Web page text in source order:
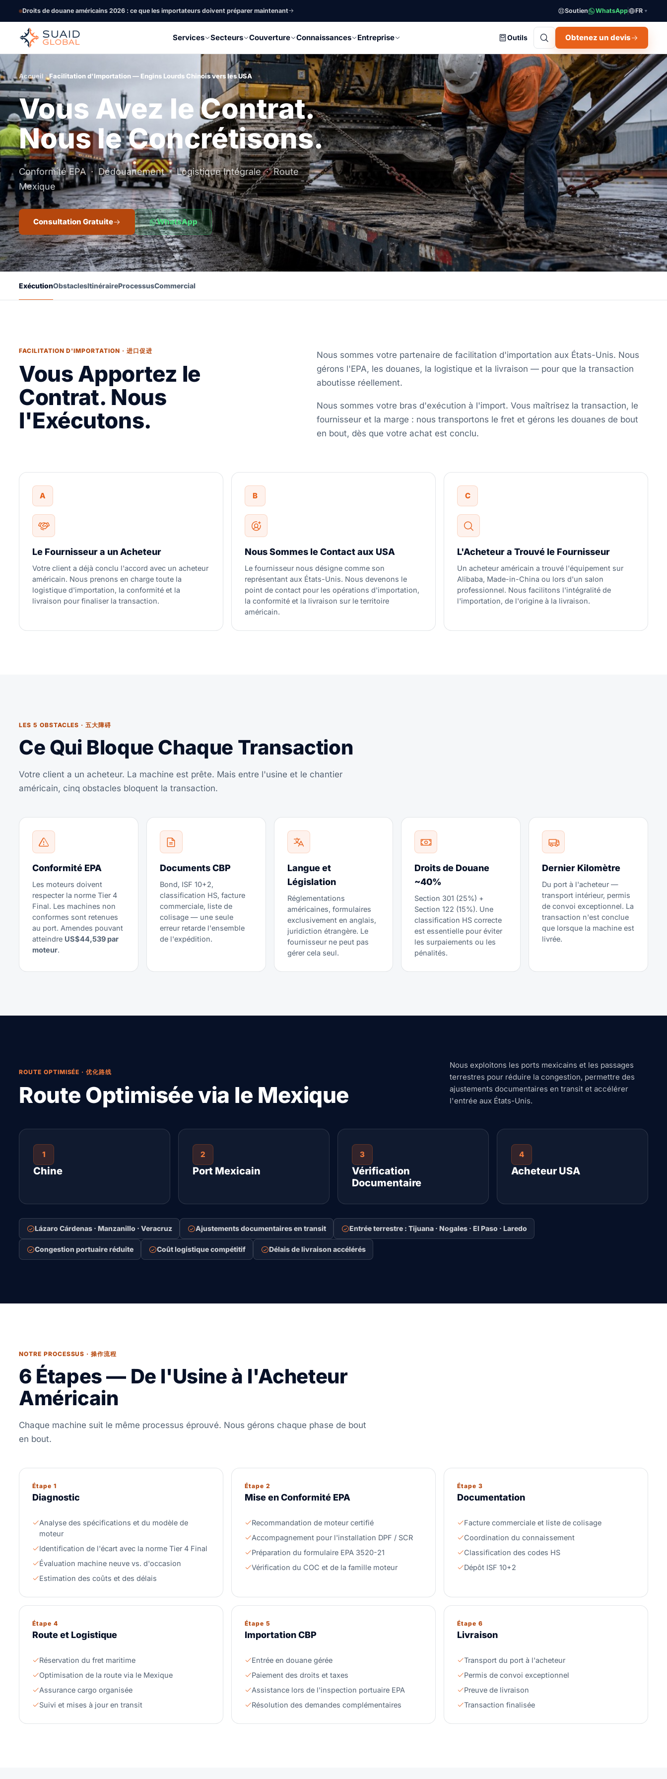
Droits de douane américains 2026 : ce que les importateurs doivent préparer maintenant Soutien WhatsApp FR ▼
Services Secteurs Couverture Connaissances Entreprise Outils Obtenez un devis
Accueil Facilitation d'Importation — Engins Lourds Chinois vers les USA
Vous Avez le Contrat.
Nous le Concrétisons.
Conformité EPA · Dédouanement · Logistique Intégrale · Route
Mexique
Consultation Gratuite WhatsApp
ExécutionObstaclesItinéraireProcessusCommercial
FACILITATION D'IMPORTATION · 进口促进
Vous Apportez le
Contrat. Nous
l'Exécutons.
Nous sommes votre partenaire de facilitation d'importation aux États-Unis. Nous
gérons l'EPA, les douanes, la logistique et la livraison — pour que la transaction
aboutisse réellement.
Nous sommes votre bras d'exécution à l'import. Vous maîtrisez la transaction, le
fournisseur et la marge : nous transportons le fret et gérons les douanes de bout
en bout, dès que votre achat est conclu.
A
Le Fournisseur a un Acheteur
Votre client a déjà conclu l'accord avec un acheteur
américain. Nous prenons en charge toute la
logistique d'importation, la conformité et la
livraison pour finaliser la transaction.
B
Nous Sommes le Contact aux USA
Le fournisseur nous désigne comme son
représentant aux États-Unis. Nous devenons le
point de contact pour les opérations d'importation,
la conformité et la livraison sur le territoire
américain.
C
L'Acheteur a Trouvé le Fournisseur
Un acheteur américain a trouvé l'équipement sur
Alibaba, Made-in-China ou lors d'un salon
professionnel. Nous facilitons l'intégralité de
l'importation, de l'origine à la livraison.
LES 5 OBSTACLES · 五大障碍
Ce Qui Bloque Chaque Transaction
Votre client a un acheteur. La machine est prête. Mais entre l'usine et le chantier
américain, cinq obstacles bloquent la transaction.
Conformité EPA
Les moteurs doivent
respecter la norme Tier 4
Final. Les machines non
conformes sont retenues
au port. Amendes pouvant
atteindre US$44,539 par
moteur.
Documents CBP
Bond, ISF 10+2,
classification HS, facture
commerciale, liste de
colisage — une seule
erreur retarde l'ensemble
de l'expédition.
Langue et
Législation
Réglementations
américaines, formulaires
exclusivement en anglais,
juridiction étrangère. Le
fournisseur ne peut pas
gérer cela seul.
Droits de Douane
~40%
Section 301 (25%) +
Section 122 (15%). Une
classification HS correcte
est essentielle pour éviter
les surpaiements ou les
pénalités.
Dernier Kilomètre
Du port à l'acheteur —
transport intérieur, permis
de convoi exceptionnel. La
transaction n'est conclue
que lorsque la machine est
livrée.
ROUTE OPTIMISÉE · 优化路线
Route Optimisée via le Mexique
Nous exploitons les ports mexicains et les passages
terrestres pour réduire la congestion, permettre des
ajustements documentaires en transit et accélérer
l'entrée aux États-Unis.
1
Chine
2
Port Mexicain
3
Vérification
Documentaire
4
Acheteur USA
Lázaro Cárdenas · Manzanillo · Veracruz Ajustements documentaires en transit Entrée terrestre : Tijuana · Nogales · El Paso · Laredo
Congestion portuaire réduite Coût logistique compétitif Délais de livraison accélérés
NOTRE PROCESSUS · 操作流程
6 Étapes — De l'Usine à l'Acheteur
Américain
Chaque machine suit le même processus éprouvé. Nous gérons chaque phase de bout
en bout.
Étape 1
Diagnostic
Analyse des spécifications et du modèle de
moteur
Identification de l'écart avec la norme Tier 4 Final
Évaluation machine neuve vs. d'occasion
Estimation des coûts et des délais
Étape 2
Mise en Conformité EPA
Recommandation de moteur certifié
Accompagnement pour l'installation DPF / SCR
Préparation du formulaire EPA 3520-21
Vérification du COC et de la famille moteur
Étape 3
Documentation
Facture commerciale et liste de colisage
Coordination du connaissement
Classification des codes HS
Dépôt ISF 10+2
Étape 4
Route et Logistique
Réservation du fret maritime
Optimisation de la route via le Mexique
Assurance cargo organisée
Suivi et mises à jour en transit
Étape 5
Importation CBP
Entrée en douane gérée
Paiement des droits et taxes
Assistance lors de l'inspection portuaire EPA
Résolution des demandes complémentaires
Étape 6
Livraison
Transport du port à l'acheteur
Permis de convoi exceptionnel
Preuve de livraison
Transaction finalisée